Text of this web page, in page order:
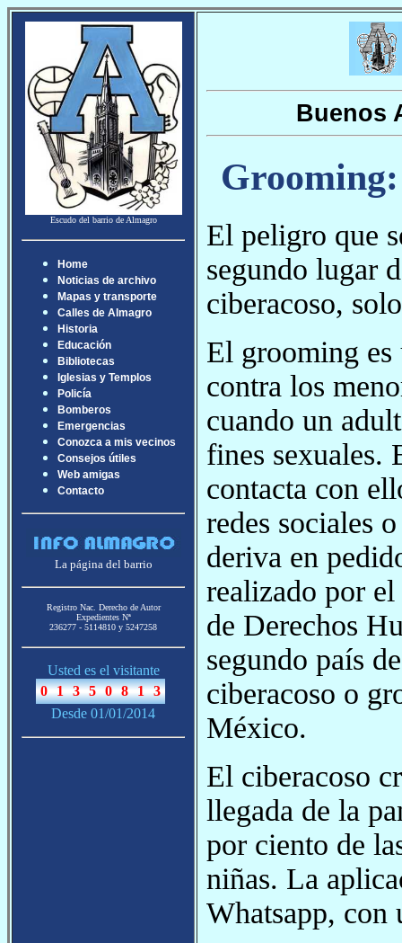
Escudo del barrio de Almagro
Home
Noticias de archivo
Mapas y transporte
Calles de Almagro
Historia
Educación
Bibliotecas
Iglesias y Templos
Policía
Bomberos
Emergencias
Conozca a mis vecinos
Consejos útiles
Web amigas
Contacto
La página del barrio
Registro Nac. Derecho de Autor
Expedientes Nª
236277 - 5114810 y 5247258
Usted es el visitante
Desde 01/01/2014
Buenos
Grooming:
El peligro que
segundo lugar
ciberacoso,
El grooming es
contra los
cuando un
fines sexuales.
contacta con
redes sociales
deriva en
realizado por
de Derechos
segundo país
ciberacoso o
México.
El ciberacoso
llegada de la
por ciento de
niñas. La
Whatsapp, con